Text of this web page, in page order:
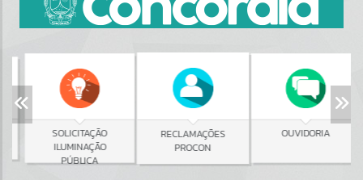
SOLICITAÇÃO
ILUMINAÇÃO
PÚBLICA
RECLAMAÇÕES
PROCON
OUVIDORIA